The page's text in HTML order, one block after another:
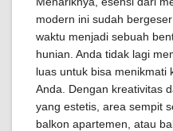
modern ini sudah
waktu menjadi sebuah
hunian. Anda tidak lagi
luas untuk bisa menikmati
Anda. Dengan kreativitas
yang estetis, area sempit
balkon apartemen, atau